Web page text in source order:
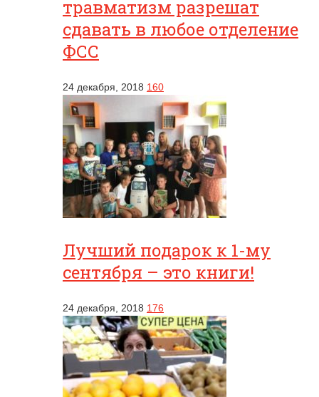
травматизм разрешат
сдавать в любое отделение
ФСС
24 декабря, 2018 160
Лучший подарок к 1-му
сентября – это книги!
24 декабря, 2018 176